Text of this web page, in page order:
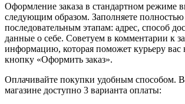
Оформление заказа в стандартном режиме
следующим образом. Заполняете
последовательным этапам: адрес, способ
данные о себе. Советуем в комментарии к
информацию, которая поможет курьеру
кнопку «Оформить заказ».
Оплачивайте покупки удобным способом.
магазине доступно 3 варианта оплаты: